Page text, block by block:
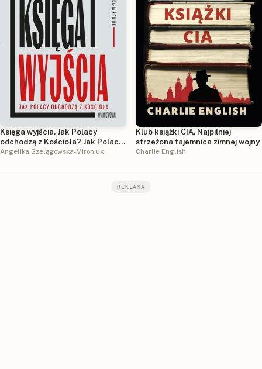
Księga wyjścia. Jak Polacy
odchodzą z Kościoła? Jak Polacy
odchodzą z Kościoła?
Angelika Szelągowska-Mironiuk
Klub książki CIA. Najpilniej
strzeżona tajemnica zimnej wojny
Charlie English
REKLAMA